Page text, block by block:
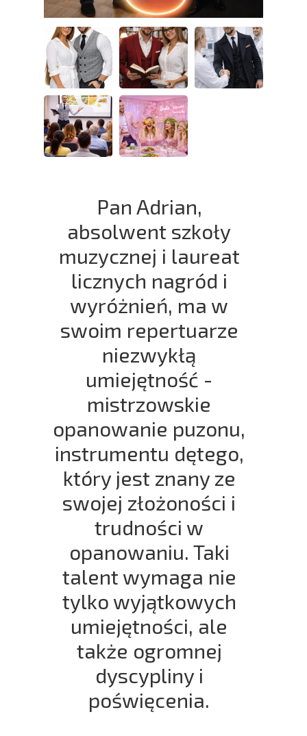
Pan Adrian,
absolwent szkoły
muzycznej i laureat
licznych nagród i
wyróżnień, ma w
swoim repertuarze
niezwykłą
umiejętność -
mistrzowskie
opanowanie puzonu,
instrumentu dętego,
który jest znany ze
swojej złożoności i
trudności w
opanowaniu. Taki
talent wymaga nie
tylko wyjątkowych
umiejętności, ale
także ogromnej
dyscypliny i
poświęcenia.